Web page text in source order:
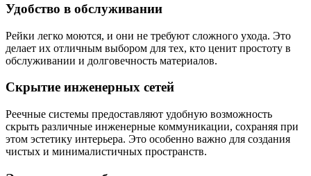
Удобство в обслуживании
Рейки легко моются, и они не требуют сложного ухода. Это
делает их отличным выбором для тех, кто ценит простоту в
обслуживании и долговечность материалов.
Скрытие инженерных сетей
Реечные системы предоставляют удобную возможность
скрыть различные инженерные коммуникации, сохраняя при
этом эстетику интерьера. Это особенно важно для создания
чистых и минималистичных пространств.